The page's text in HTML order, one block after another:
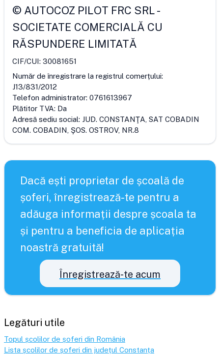
© AUTOCOZ PILOT FRC SRL-
SOCIETATE COMERCIALĂ CU
RĂSPUNDERE LIMITATĂ
CIF/CUI: 30081651
Număr de înregistrare la registrul comerțului:
J13/831/2012
Telefon administrator: 0761613967
Plătitor TVA: Da
Adresă sediu social: JUD. CONSTANŢA, SAT COBADIN
COM. COBADIN, ŞOS. OSTROV, NR.8
Dacă ești proprietar de școală de
șoferi, înregistrează-te pentru a
adăuga informații despre școala ta
și pentru a beneficia de aplicația
noastră gratuită!
Înregistrează-te acum
Legături utile
Topul școlilor de șoferi din România
Lista școlilor de șoferi din județul Constanța